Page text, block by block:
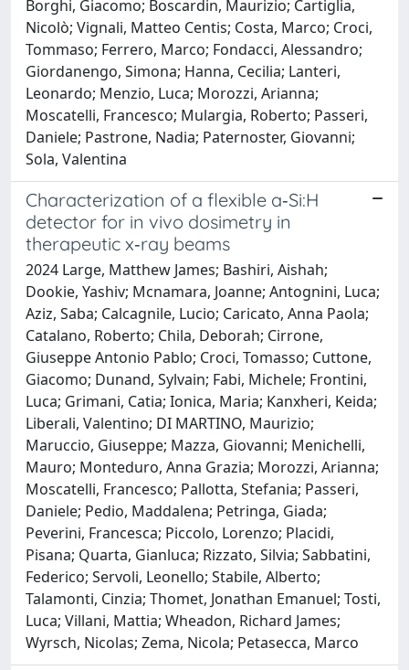
Borghi, Giacomo; Boscardin, Maurizio; Cartiglia,
Nicolò; Vignali, Matteo Centis; Costa, Marco; Croci,
Tommaso; Ferrero, Marco; Fondacci, Alessandro;
Giordanengo, Simona; Hanna, Cecilia; Lanteri,
Leonardo; Menzio, Luca; Morozzi, Arianna;
Moscatelli, Francesco; Mulargia, Roberto; Passeri,
Daniele; Pastrone, Nadia; Paternoster, Giovanni;
Sola, Valentina
Characterization of a flexible a‐Si:H
detector for in vivo dosimetry in
therapeutic x‐ray beams
2024 Large, Matthew James; Bashiri, Aishah;
Dookie, Yashiv; Mcnamara, Joanne; Antognini, Luca;
Aziz, Saba; Calcagnile, Lucio; Caricato, Anna Paola;
Catalano, Roberto; Chila, Deborah; Cirrone,
Giuseppe Antonio Pablo; Croci, Tomasso; Cuttone,
Giacomo; Dunand, Sylvain; Fabi, Michele; Frontini,
Luca; Grimani, Catia; Ionica, Maria; Kanxheri, Keida;
Liberali, Valentino; DI MARTINO, Maurizio;
Maruccio, Giuseppe; Mazza, Giovanni; Menichelli,
Mauro; Monteduro, Anna Grazia; Morozzi, Arianna;
Moscatelli, Francesco; Pallotta, Stefania; Passeri,
Daniele; Pedio, Maddalena; Petringa, Giada;
Peverini, Francesca; Piccolo, Lorenzo; Placidi,
Pisana; Quarta, Gianluca; Rizzato, Silvia; Sabbatini,
Federico; Servoli, Leonello; Stabile, Alberto;
Talamonti, Cinzia; Thomet, Jonathan Emanuel; Tosti,
Luca; Villani, Mattia; Wheadon, Richard James;
Wyrsch, Nicolas; Zema, Nicola; Petasecca, Marco